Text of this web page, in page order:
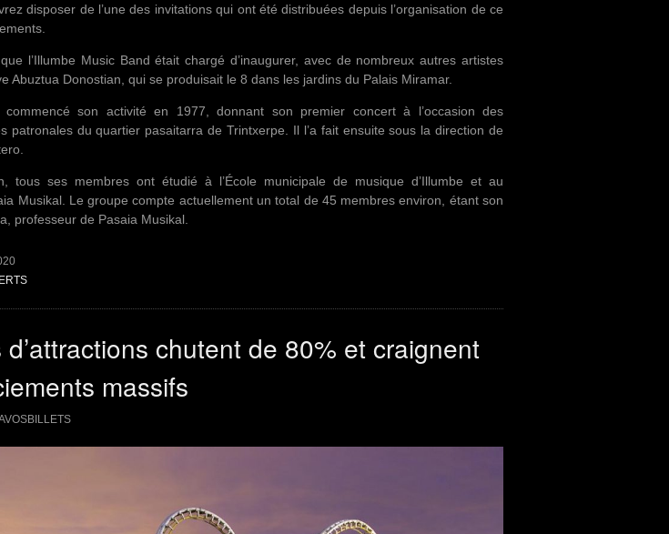
disposer de l’une des invitations qui ont été distribuées depuis l’organisation de ce
l’Illumbe Music Band était chargé d’inaugurer, avec de nombreux autres artistes
Abuztua Donostian, qui se produisait le 8 dans les jardins du Palais Miramar.
son activité en 1977, donnant son premier concert à l’occasion des
patronales du quartier pasaitarra de Trintxerpe. Il l’a fait ensuite sous la direction de
tous ses membres ont étudié à l’École municipale de musique d’Illumbe et au
Musikal. Le groupe compte actuellement un total de 45 membres environ, étant son
professeur de Pasaia Musikal.
chutent de 80% et craignent
massifs